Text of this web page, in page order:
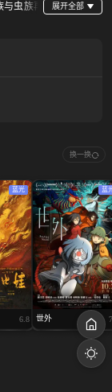
虫族再
换一换
蓝光
6.8
蓝
世外